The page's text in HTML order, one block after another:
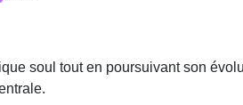
soul tout en poursuivant son